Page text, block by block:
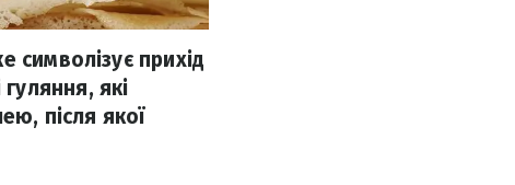
символізує прихід
які
після якої